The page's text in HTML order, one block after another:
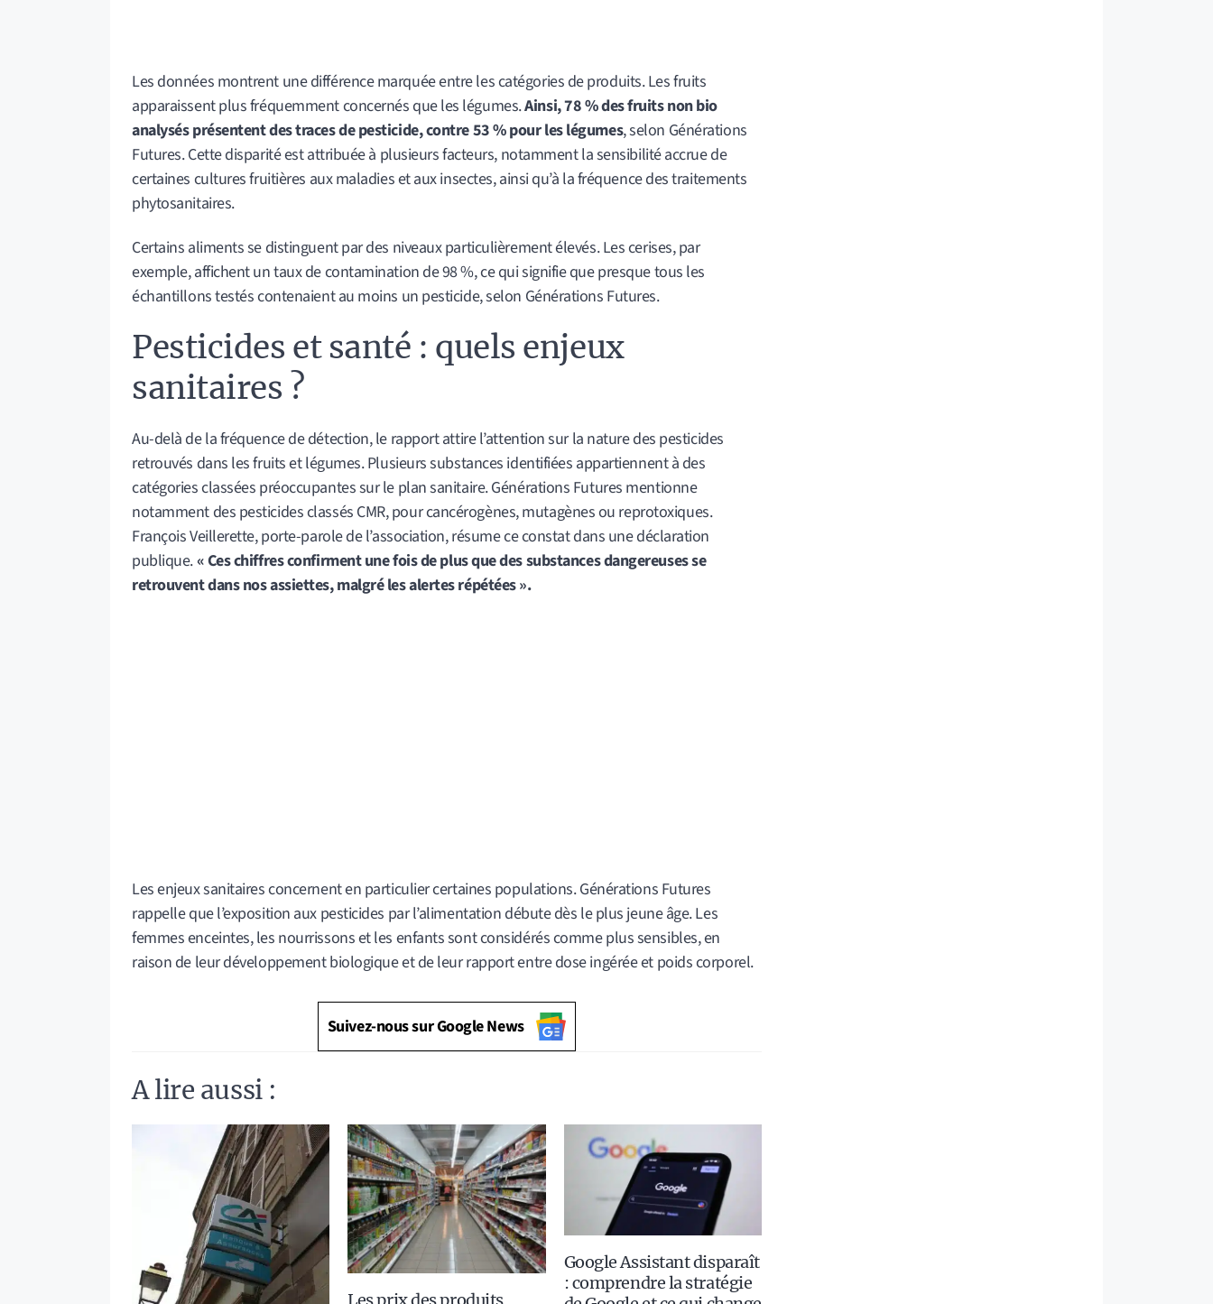
Les données montrent une différence marquée entre les catégories de produits. Les fruits
apparaissent plus fréquemment concernés que les légumes.Ainsi, 78 % des fruits non bio
analysés présentent des traces de pesticide, contre 53 % pour les légumes, selon Générations
Futures. Cette disparité est attribuée à plusieurs facteurs, notamment la sensibilité accrue de
certaines cultures fruitières aux maladies et aux insectes, ainsi qu’à la fréquence des traitements
phytosanitaires.
Certains aliments se distinguent par des niveaux particulièrement élevés. Les cerises, par
exemple, affichent un taux de contamination de 98 %, ce qui signifie que presque tous les
échantillons testés contenaient au moins un pesticide, selon Générations Futures.
Pesticides et santé : quels enjeux
sanitaires ?
Au-delà de la fréquence de détection, le rapport attire l’attention sur la nature des pesticides
retrouvés dans les fruits et légumes. Plusieurs substances identifiées appartiennent à des
catégories classées préoccupantes sur le plan sanitaire. Générations Futures mentionne
notamment des pesticides classés CMR, pour cancérogènes, mutagènes ou reprotoxiques.
François Veillerette, porte-parole de l’association, résume ce constat dans une déclaration
publique.« Ces chiffres confirment une fois de plus que des substances dangereuses se
retrouvent dans nos assiettes, malgré les alertes répétées ».
Les enjeux sanitaires concernent en particulier certaines populations. Générations Futures
rappelle que l’exposition aux pesticides par l’alimentation débute dès le plus jeune âge. Les
femmes enceintes, les nourrissons et les enfants sont considérés comme plus sensibles, en
raison de leur développement biologique et de leur rapport entre dose ingérée et poids corporel.
Suivez-nous sur Google News
A lire aussi :
Les prix des produits
Google Assistant disparaît
: comprendre la stratégie